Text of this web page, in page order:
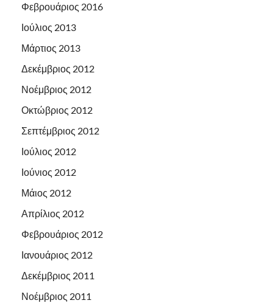
Φεβρουάριος 2016
Ιούλιος 2013
Μάρτιος 2013
Δεκέμβριος 2012
Νοέμβριος 2012
Οκτώβριος 2012
Σεπτέμβριος 2012
Ιούλιος 2012
Ιούνιος 2012
Μάιος 2012
Απρίλιος 2012
Φεβρουάριος 2012
Ιανουάριος 2012
Δεκέμβριος 2011
Νοέμβριος 2011